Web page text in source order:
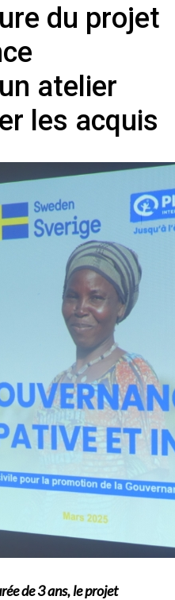
du projet
atelier
les acquis
de 3 ans, le projet